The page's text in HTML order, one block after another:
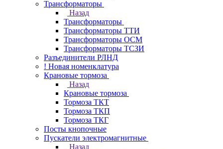
Трансформаторы
Назад
Трансформаторы
Трансформаторы ТТИ
Трансформаторы ОСМ
Трансформаторы ТСЗИ
Разъединители РЛНД
! Новая номенклатура
Крановые тормоза
Назад
Крановые тормоза
Тормоза ТКТ
Тормоза ТКП
Тормоза ТКГ
Посты кнопочные
Пускатели электромагнитные
Назад